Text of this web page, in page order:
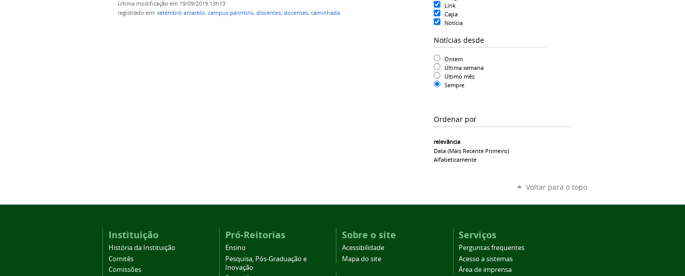
Link
Capa
Notícia
Notícias desde
Ontem
Última semana
Último mês
Sempre
Ordenar por
relevância
Data (mais Recente Primeiro)
Alfabeticamente
última modificação em 19/09/2019 13h13
registrado em: setembro amarelo, campus parintins, discentes, docentes, caminhada
Voltar para o topo
Instituição
História da Instituição
Comitês
Comissões
Pró-Reitorias
Ensino
Pesquisa, Pós-Graduação e
Inovação
Sobre o site
Acessibilidade
Mapa do site
Serviços
Perguntas frequentes
Acesso a sistemas
Área de imprensa